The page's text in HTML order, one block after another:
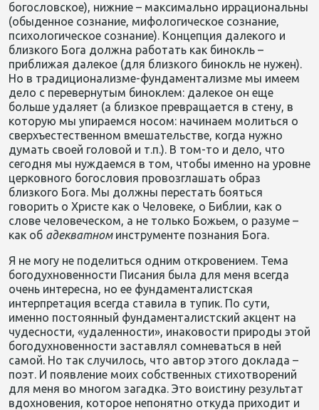
богословское), нижние – максимально иррациональны
(обыденное сознание, мифологическое сознание,
психологическое сознание). Концепция далекого и
близкого Бога должна работать как бинокль –
приближая далекое (для близкого бинокль не нужен).
Но в традиционализме-фундаментализме мы имеем
дело с перевернутым биноклем: далекое он еще
больше удаляет (а близкое превращается в стену, в
которую мы упираемся носом: начинаем молиться о
сверхъестественном вмешательстве, когда нужно
думать своей головой и т.п.). В том-то и дело, что
сегодня мы нуждаемся в том, чтобы именно на уровне
церковного богословия провозглашать образ
близкого Бога. Мы должны перестать бояться
говорить о Христе как о Человеке, о Библии, как о
слове человеческом, а не только Божьем, о разуме –
как об адекватноминструменте познания Бога.
Я не могу не поделиться одним откровением. Тема
богодухновенности Писания была для меня всегда
очень интересна, но ее фундаменталистская
интерпретация всегда ставила в тупик. По сути,
именно постоянный фундаменталистский акцент на
чудесности, «удаленности», инаковости природы этой
богодухновенности заставлял сомневаться в ней
самой. Но так случилось, что автор этого доклада –
поэт. И появление моих собственных стихотворений
для меня во многом загадка. Это воистину результат
вдохновения, которое непонятно откуда приходит и